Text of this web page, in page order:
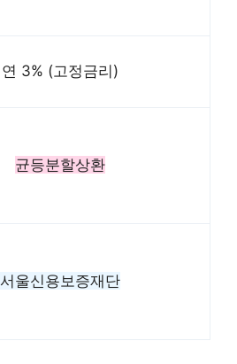
연 3% (고정금리)
균등분할상환
서울신용보증재단